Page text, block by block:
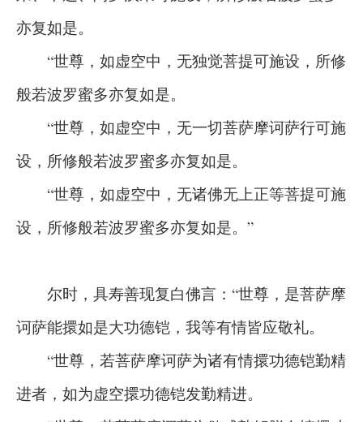
亦复如是。
“世尊，如虚空中，无独觉菩提可施设，所修
般若波罗蜜多亦复如是。
“世尊，如虚空中，无一切菩萨摩诃萨行可施
设，所修般若波罗蜜多亦复如是。
“世尊，如虚空中，无诸佛无上正等菩提可施
设，所修般若波罗蜜多亦复如是。”
尔时，具寿善现复白佛言：“世尊，是菩萨摩
诃萨能擐如是大功德铠，我等有情皆应敬礼。
“世尊，若菩萨摩诃萨为诸有情擐功德铠勤精
进者，如为虚空擐功德铠发勤精进。